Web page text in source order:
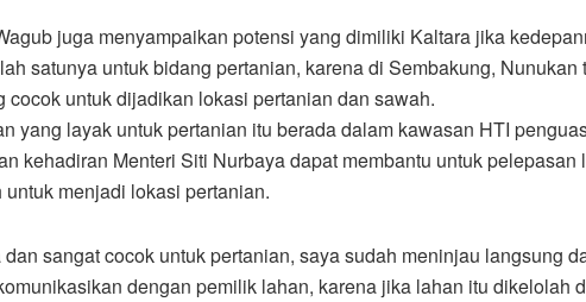
juga menyampaikan potensi yang dimiliki Kaltara jika
satunya untuk bidang pertanian, karena di Sembakung, Nunukan
cocok untuk dijadikan lokasi pertanian dan sawah.
yang layak untuk pertanian itu berada dalam kawasan HTI
kehadiran Menteri Siti Nurbaya dapat membantu untuk pelepasan
menjadi lokasi pertanian.
dan sangat cocok untuk pertanian, saya sudah meninjau langsung
dengan pemilik lahan, karena jika lahan itu dikelolah